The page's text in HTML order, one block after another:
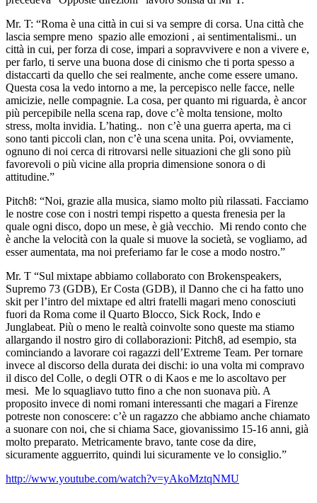
Mr. T: “Roma è una città in cui si va sempre di corsa. Una città che
lascia sempre meno spazio alle emozioni , ai sentimentalismi.. un
città in cui, per forza di cose, impari a sopravvivere e non a vivere e,
per farlo, ti serve una buona dose di cinismo che ti porta spesso a
distaccarti da quello che sei realmente, anche come essere umano.
Questa cosa la vedo intorno a me, la percepisco nelle facce, nelle
amicizie, nelle compagnie. La cosa, per quanto mi riguarda, è ancor
più percepibile nella scena rap, dove c’è molta tensione, molto
stress, molta invidia. L’hating.. non c’è una guerra aperta, ma ci
sono tanti piccoli clan, non c’è una scena unita. Poi, ovviamente,
ognuno di noi cerca di ritrovarsi nelle situazioni che gli sono più
favorevoli o più vicine alla propria dimensione sonora o di
attitudine.”
Pitch8: “Noi, grazie alla musica, siamo molto più rilassati. Facciamo
le nostre cose con i nostri tempi rispetto a questa frenesia per la
quale ogni disco, dopo un mese, è già vecchio. Mi rendo conto che
è anche la velocità con la quale si muove la società, se vogliamo, ad
esser aumentata, ma noi preferiamo far le cose a modo nostro.”
Mr. T “Sul mixtape abbiamo collaborato con Brokenspeakers,
Supremo 73 (GDB), Er Costa (GDB), il Danno che ci ha fatto uno
skit per l’intro del mixtape ed altri fratelli magari meno conosciuti
fuori da Roma come il Quarto Blocco, Sick Rock, Indo e
Junglabeat. Più o meno le realtà coinvolte sono queste ma stiamo
allargando il nostro giro di collaborazioni: Pitch8, ad esempio, sta
cominciando a lavorare coi ragazzi dell’Extreme Team. Per tornare
invece al discorso della durata dei dischi: io una volta mi compravo
il disco del Colle, o degli OTR o di Kaos e me lo ascoltavo per
mesi. Me lo squagliavo tutto fino a che non suonava più. A
proposito invece di nomi romani interessanti che magari a Firenze
potreste non conoscere: c’è un ragazzo che abbiamo anche chiamato
a suonare con noi, che si chiama Sace, giovanissimo 15-16 anni, già
molto preparato. Metricamente bravo, tante cose da dire,
sicuramente agguerrito, quindi lui sicuramente ve lo consiglio.”
http://www.youtube.com/watch?v=yAkoMztqNMU